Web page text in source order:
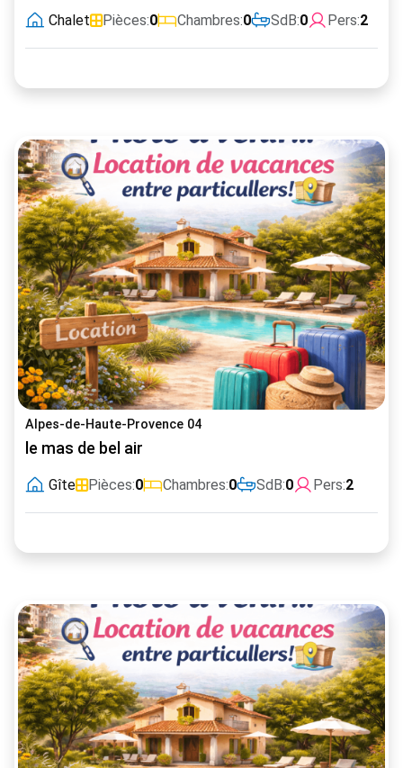
Chalet Pièces:0 Chambres:0 SdB:0 Pers:2
Alpes-de-Haute-Provence 04
le mas de bel air
Gîte Pièces:0 Chambres:0 SdB:0 Pers:2